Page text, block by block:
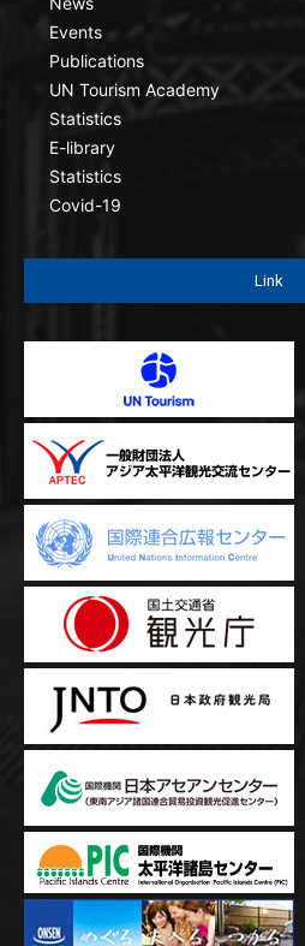
Events
Publications
UN Tourism Academy
Statistics
E-library
Statistics
Covid-19
Link